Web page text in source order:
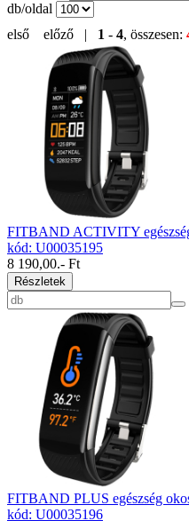
db/oldal
első előző | 1 - 4, összesen:
FITBAND ACTIVITY
kód: U00035195
8 190,00.- Ft
Részletek
FITBAND PLUS egészség
kód: U00035196